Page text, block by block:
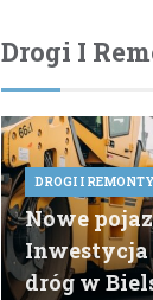
Drogi I
DROGI I REMONTY
Nowe
dróg w